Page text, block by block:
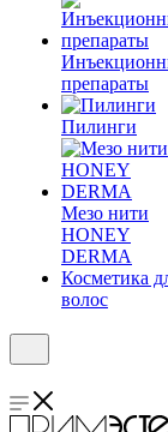
препараты
Пилинги
Мезо нити
HONEY
DERMA
Косметика
волос